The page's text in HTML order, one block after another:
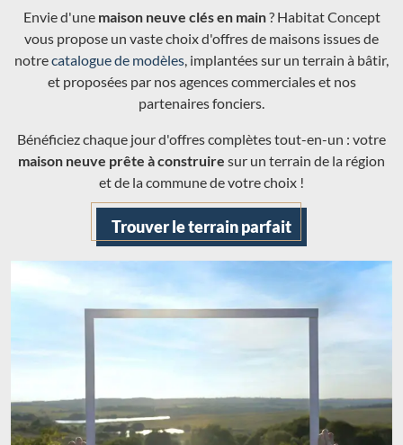
Envie d'une maison neuve clés en main? Habitat Concept
vous propose un vaste choix d'offres de maisons issues de
notrecatalogue de modèles, implantées sur un terrain à bâtir,
et proposées par nos agences commerciales et nos
partenaires fonciers.
Bénéficiez chaque jour d'offres complètes tout-en-un : votre
maison neuve prête à construire sur un terrain de la région
et de la commune de votre choix !
Trouver le terrain parfait